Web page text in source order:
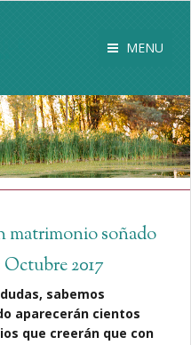
MENU
matrimonio soñado
2017
sabemos
aparecerán cientos
que creerán que con